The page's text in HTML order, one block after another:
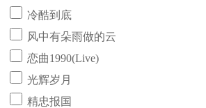
冷酷到底
风中有朵雨做的云
恋曲1990(Live)
光辉岁月
精忠报国